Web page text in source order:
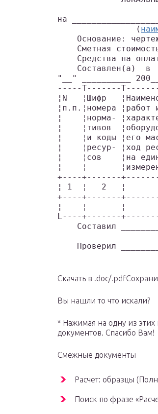
на
                (
Основание:
Сметная
Средства на
Составлен(а)  в
"__" __________
-----T-------
¦N   ¦Шифр
¦п.п.¦номера
¦    ¦норма-
¦    ¦тивов
¦    ¦и коды
¦    ¦ресур-
¦    ¦сов    ¦на
¦    ¦
+----+-------
¦ 1  ¦   2   ¦
+----+-------
¦    ¦       ¦
L----+-------
Составил
Проверил
Скачать в .doc/
Вы нашли то что искали?
* Нажимая на одну из
документов. Спасибо Вам!
Смежные документы
Расчет: образцы
Поиск по фразе